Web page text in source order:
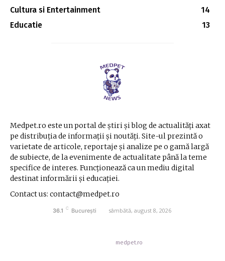
Cultura si Entertainment
14
Educatie
13
Medpet.ro este un portal de știri și blog de actualități axat
pe distribuția de informații și noutăți. Site-ul prezintă o
varietate de articole, reportaje și analize pe o gamă largă
de subiecte, de la evenimente de actualitate până la teme
specifice de interes. Funcționează ca un mediu digital
destinat informării și educației.
Contact us: contact@medpet.ro
36.1 C București sâmbătă, august 8, 2026
medpet.ro